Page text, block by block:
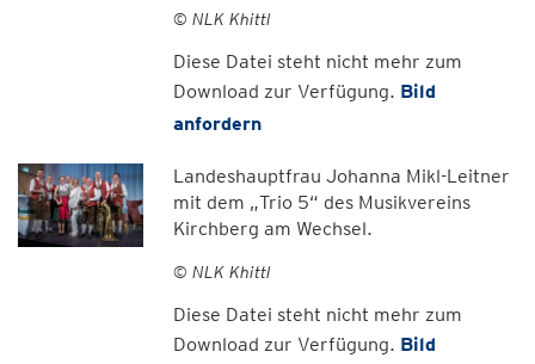
© NLK Khittl
Diese Datei steht nicht mehr zum
Download zur Verfügung. Bild
anfordern
Landeshauptfrau Johanna Mikl-Leitner
mit dem „Trio 5“ des Musikvereins
Kirchberg am Wechsel.
© NLK Khittl
Diese Datei steht nicht mehr zum
Download zur Verfügung. Bild